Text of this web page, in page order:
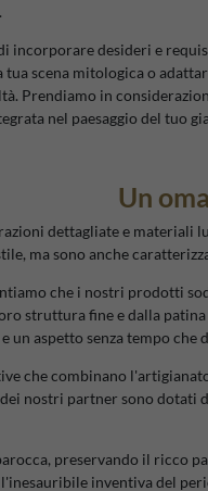
desideri e
scena mitologica o
Prendiamo in
nel paesaggio del tuo
Un
dettagliate e materiali
ma sono anche
che i nostri prodotti
struttura fine e dalla
aspetto senza tempo che
che combinano
nostri partner sono
preservando il
inventiva del